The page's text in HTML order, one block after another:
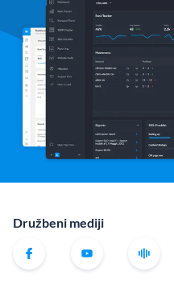
Družbeni mediji